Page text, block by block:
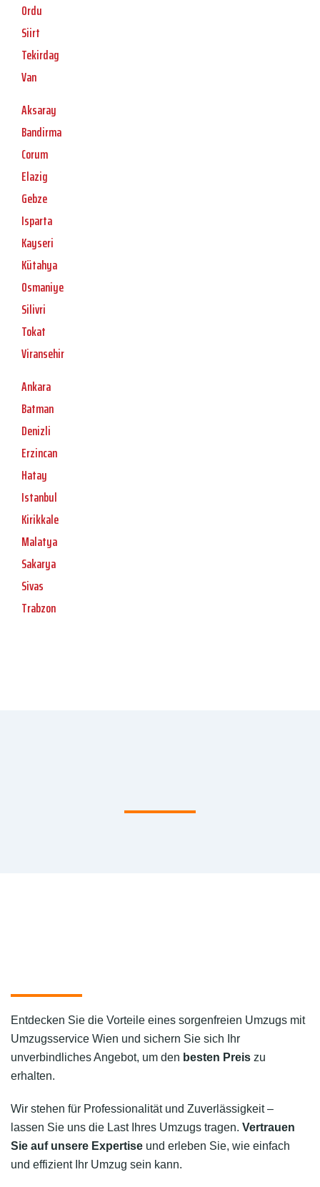
Ordu
Siirt
Tekirdag
Van
Aksaray
Bandirma
Corum
Elazig
Gebze
Isparta
Kayseri
Kütahya
Osmaniye
Silivri
Tokat
Viransehir
Ankara
Batman
Denizli
Erzincan
Hatay
Istanbul
Kirikkale
Malatya
Sakarya
Sivas
Trabzon
Entdecken Sie die Vorteile eines sorgenfreien Umzugs mit
Umzugsservice Wien und sichern Sie sich Ihr
unverbindliches Angebot, um den besten Preis zu
erhalten.
Wir stehen für Professionalität und Zuverlässigkeit –
lassen Sie uns die Last Ihres Umzugs tragen. Vertrauen
Sie auf unsere Expertise und erleben Sie, wie einfach
und effizient Ihr Umzug sein kann.